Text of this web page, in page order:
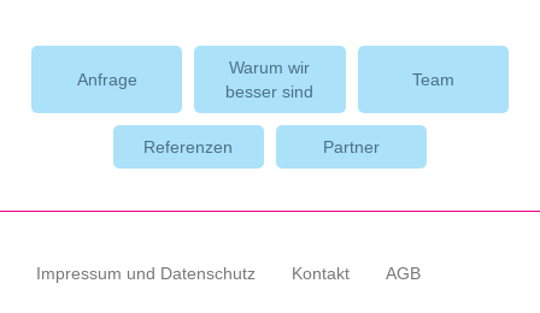
Anfrage
Warum wir
besser sind
Team
Referenzen Partner
Impressum und Datenschutz Kontakt AGB